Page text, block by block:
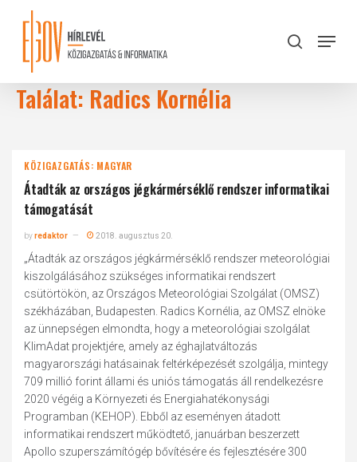
content
search
Menu
Találat: Radics Kornélia
KÖZIGAZGATÁS: MAGYAR
Átadták az országos jégkármérséklő rendszer informatikai
támogatását
byredaktor 2018. augusztus 20.
„Átadták az országos jégkármérséklő rendszer meteorológiai
kiszolgálásához szükséges informatikai rendszert
csütörtökön, az Országos Meteorológiai Szolgálat (OMSZ)
székházában, Budapesten. Radics Kornélia, az OMSZ elnöke
az ünnepségen elmondta, hogy a meteorológiai szolgálat
KlimAdat projektjére, amely az éghajlatváltozás
magyarországi hatásainak feltérképezését szolgálja, mintegy
709 millió forint állami és uniós támogatás áll rendelkezésre
2020 végéig a Környezeti és Energiahatékonysági
Programban (KEHOP). Ebből az eseményen átadott
informatikai rendszert működtető, januárban beszerzett
Apollo szuperszámítógép bővítésére és fejlesztésére 300
Close